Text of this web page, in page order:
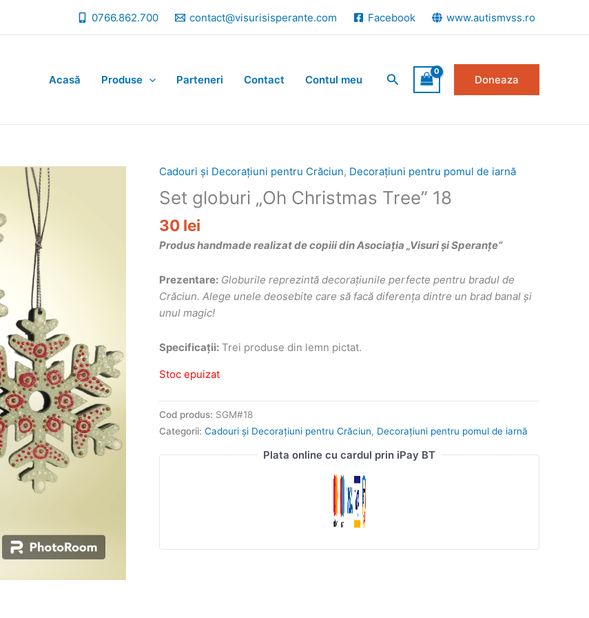
0766.862.700 contact@visurisisperante.com Facebook www.autismvss.ro
Acasă Produse Parteneri Contact Contul meu Search Doneaza
Cadouri și Decorațiuni pentru Crăciun, Decorațiuni pentru pomul de iarnă
Set globuri „Oh Christmas Tree” 18
30 lei
Produs handmade realizat de copiii din Asociația „Visuri și Speranțe”
Prezentare: Globurile reprezintă decorațiunile perfecte pentru bradul de
Crăciun. Alege unele deosebite care să facă diferența dintre un brad banal și
unul magic!
Specificații: Trei produse din lemn pictat.
Stoc epuizat
Cod produs: SGM#18
Categorii: Cadouri și Decorațiuni pentru Crăciun, Decorațiuni pentru pomul de iarnă
Plata online cu cardul prin iPay BT